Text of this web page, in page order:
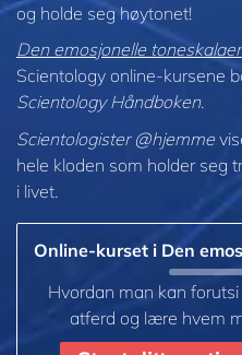
og holde seg høytonet!
Den emosjonelle
Scientology online-kursene
Scientology Håndboken.
Scientologister @hjemme
hele kloden som holder seg
i livet.
Online-kurset i Den
Hvordan man kan
atferd og lære hvem